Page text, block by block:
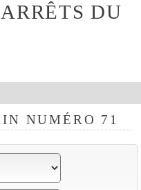
DU
NUMÉRO 71